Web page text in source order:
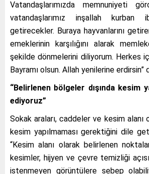
Vatandaşlarımızda memnuniyeti
vatandaşlarımız inşallah kurban
getirecekler. Buraya hayvanlarını
emeklerinin karşılığını alarak
şekilde dönmelerini diliyorum. Herkes
Bayramı olsun. Allah yenilerine erdirsin”
“Belirlenen bölgeler dışında kesim
ediyoruz”
Sokak araları, caddeler ve kesim alanı
kesim yapılmaması gerektiğini dile
“Kesim alanı olarak belirlenen
kesimler, hijyen ve çevre temizliği
istenmeyen görüntülere sebep